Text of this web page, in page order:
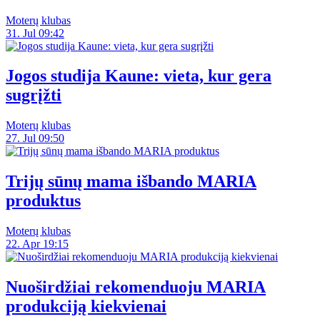
Moterų klubas
31. Jul 09:42
Jogos studija Kaune: vieta, kur gera
sugrįžti
Moterų klubas
27. Jul 09:50
Trijų sūnų mama išbando MARIA
produktus
Moterų klubas
22. Apr 19:15
Nuoširdžiai rekomenduoju MARIA
produkciją kiekvienai